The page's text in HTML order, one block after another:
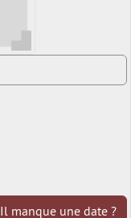
Il manque une date ?